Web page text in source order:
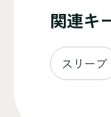
関連キ
スリーブ